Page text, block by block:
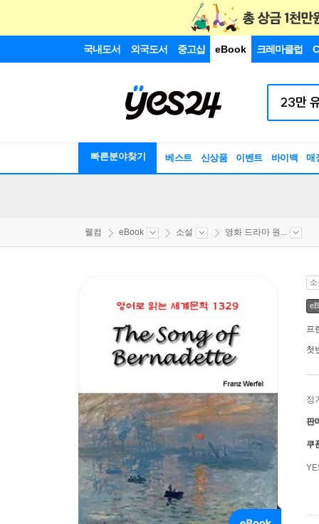
국내도서 외국도서 중고샵 eBook 크레마클럽
빠른분야찾기 베스트 신상품 이벤트 바이백 매
웰컴 eBook 소설 영화 드라마 원...
프
첫
정
판
쿠